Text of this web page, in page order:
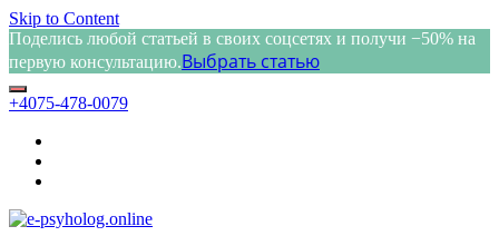
Skip to Content
Поделись любой статьей в своих соцсетях и получи −50% на
первую консультацию.Выбрать статью
+4075-478-0079